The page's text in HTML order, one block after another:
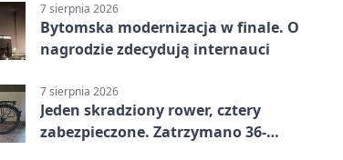
7 sierpnia 2026
Bytomska modernizacja w finale. O
nagrodzie zdecydują internauci
7 sierpnia 2026
Jeden skradziony rower, cztery
zabezpieczone. Zatrzymano 36-